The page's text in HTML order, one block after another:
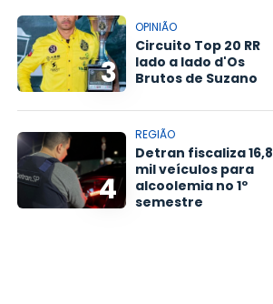
3
OPINIÃO
Circuito Top 20 RR
lado a lado d'Os
Brutos de Suzano
4
REGIÃO
Detran fiscaliza 16,8
mil veículos para
alcoolemia no 1º
semestre